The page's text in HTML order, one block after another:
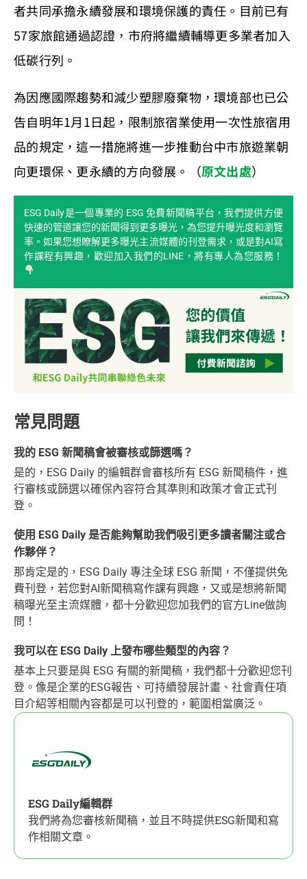
者共同承擔永續發展和環境保護的責任。目前已有
57家旅館通過認證，市府將繼續輔導更多業者加入
低碳行列。
為因應國際趨勢和減少塑膠廢棄物，環境部也已公
告自明年1月1日起，限制旅宿業使用一次性旅宿用
品的規定，這一措施將進一步推動台中市旅遊業朝
向更環保、更永續的方向發展。（原文出處）
ESG Daily是一個專業的 ESG 免費新聞稿平台，我們提供方便
快速的管道讓您的新聞得到更多曝光，為您提升曝光度和瀏覽
率。如果您想瞭解更多曝光主流媒體的刊登需求，或是對AI寫
作課程有興趣，歡迎加入我們的LINE，將有專人為您服務！
常見問題
我的 ESG 新聞稿會被審核或篩選嗎？
是的，ESG Daily 的編輯群會審核所有 ESG 新聞稿件，進
行審核或篩選以確保內容符合其準則和政策才會正式刊
登。
使用 ESG Daily 是否能夠幫助我們吸引更多讀者關注或合
作夥伴？
那肯定是的，ESG Daily 專注全球 ESG 新聞，不僅提供免
費刊登，若您對AI新聞稿寫作課有興趣，又或是想將新聞
稿曝光至主流媒體，都十分歡迎您加我們的官方Line做詢
問！
我可以在 ESG Daily 上發布哪些類型的內容？
基本上只要是與 ESG 有關的新聞稿，我們都十分歡迎您刊
登。像是企業的ESG報告、可持續發展計畫、社會責任項
目介紹等相關內容都是可以刊登的，範圍相當廣泛。
ESG Daily編輯群
我們將為您審核新聞稿，並且不時提供ESG新聞和寫
作相關文章。